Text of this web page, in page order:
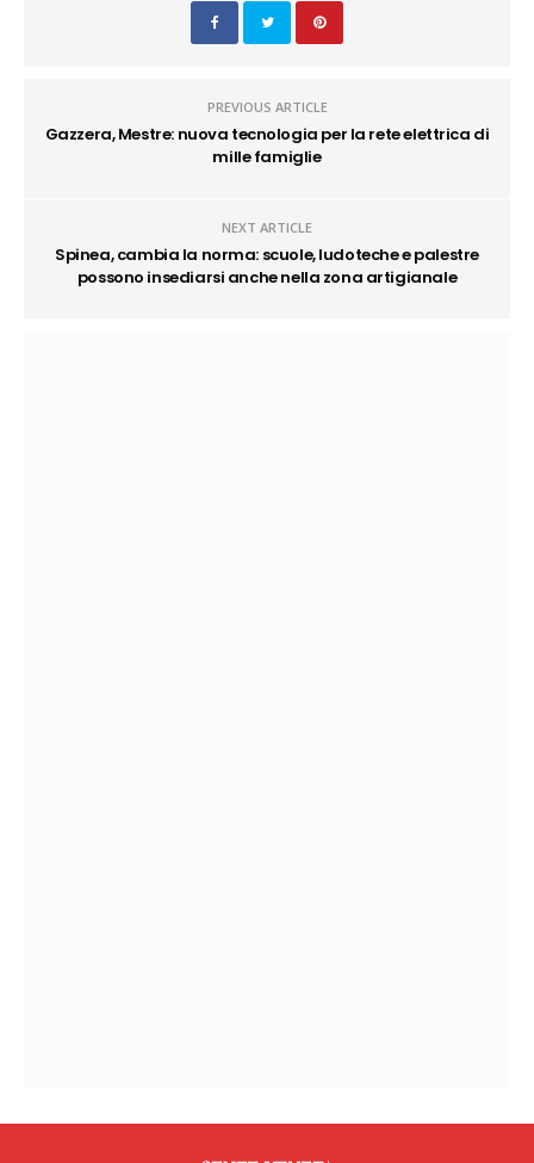
PREVIOUS ARTICLE
Gazzera, Mestre: nuova tecnologia per la rete elettrica di
mille famiglie
NEXT ARTICLE
Spinea, cambia la norma: scuole, ludoteche e palestre
possono insediarsi anche nella zona artigianale